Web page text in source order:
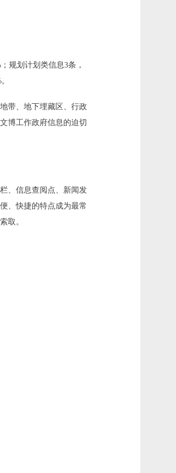
规划计划类信息3条，
带、地下埋藏区、行政
博工作政府信息的迫切
、信息查阅点、新闻发
、快捷的特点成为最常
取。